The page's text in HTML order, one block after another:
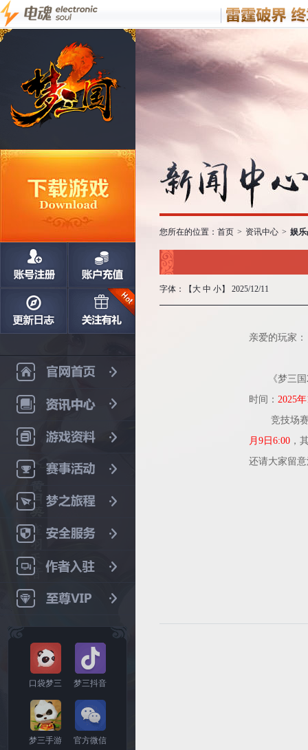
口袋梦三 梦三抖音
梦三手游 官方微信
您所在的位置： 首页 > 资讯中心 > 娱
字体：【 大 中 小】 2025/12/11
亲爱的玩家：
《梦三国2
时间： 2025
竞技场赛季
月9日6:00 ，
还请大家留